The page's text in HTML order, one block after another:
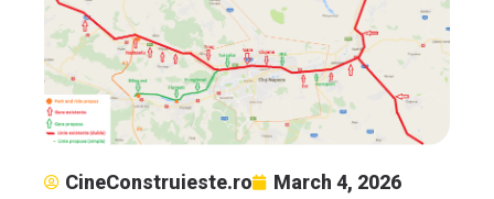
CineConstruieste.ro
March 4, 2026